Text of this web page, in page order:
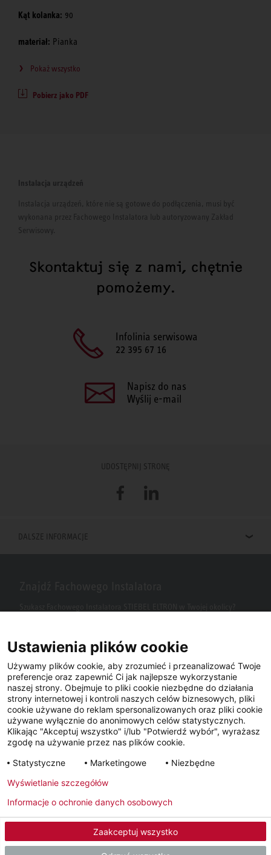
Kąt kolanka: 90
materiał: Pianka
Pokaż wszystko
Pobierz jako PDF
Instalacja urządzeń
Instalacja urządzeń, które nie są gotowe do podłączenia, musi być
wykonana przez Fachowego Instalatora lub autoryzowany Zakład
Serwisowy.
Skontaktuj się z nami, chętnie
pomożemy.
Infolinia serwisowa
22 395 67 16
Napisz do nas
Wyślij e-mail
UDOSTĘPNIJ STRONĘ
FacebookLinkedIn
DALSZE INFORMACJE
Metryka Polityka prywatności Newsletter
Facebook YouTube LinkedIn
Instagram
© 2026 - STIEBEL ELTRON GmbH & Co. KG (DE)
Ustawienia plików cookie
Używamy plików cookie, aby zrozumieć i przeanalizować Twoje
preferencje oraz zapewnić Ci jak najlepsze wykorzystanie
naszej strony. Obejmuje to pliki cookie niezbędne do działania
strony internetowej i kontroli naszych celów biznesowych, pliki
cookie używane do reklam spersonalizowanych oraz pliki cookie
używane wyłącznie do anonimowych celów statystycznych.
Klikając "Akceptuj wszystko" i/lub "Potwierdź wybór", wyrażasz
zgodę na używanie przez nas plików cookie.
Statystyczne
Marketingowe Niezbędne
Zaakceptuj wszystko
Wyświetlanie szczegółów
Informacje o ochronie danych osobowych